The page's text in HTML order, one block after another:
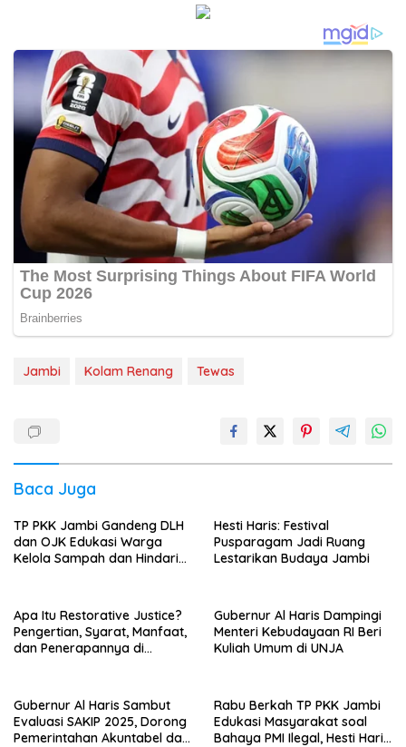
Jambi Kolam Renang Tewas
Baca Juga
TP PKK Jambi Gandeng DLH
dan OJK Edukasi Warga
Kelola Sampah dan Hindari
Hesti Haris: Festival
Pusparagam Jadi Ruang
Lestarikan Budaya Jambi
Apa Itu Restorative Justice?
Pengertian, Syarat, Manfaat,
dan Penerapannya di
Gubernur Al Haris Dampingi
Menteri Kebudayaan RI Beri
Kuliah Umum di UNJA
Gubernur Al Haris Sambut
Evaluasi SAKIP 2025, Dorong
Pemerintahan Akuntabel dan
Rabu Berkah TP PKK Jambi
Edukasi Masyarakat soal
Bahaya PMI Ilegal, Hesti Haris: